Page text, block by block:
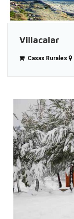
Villacalar
Casas Rurales